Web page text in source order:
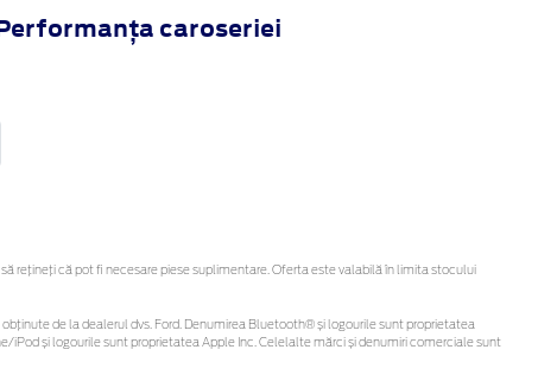
caroseriei
rețineți că pot fi necesare piese suplimentare. Oferta este valabilă în limita stocului
de la dealerul dvs. Ford. Denumirea Bluetooth® și logourile sunt proprietatea
iPod și logourile sunt proprietatea Apple Inc. Celelalte mărci și denumiri comerciale sunt